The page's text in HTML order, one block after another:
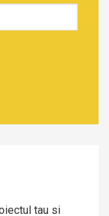
tau si